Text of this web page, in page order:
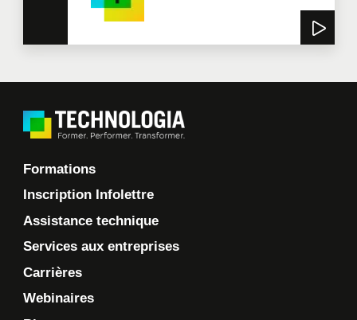
Formations
Inscription Infolettre
Assistance technique
Services aux entreprises
Carrières
Webinaires